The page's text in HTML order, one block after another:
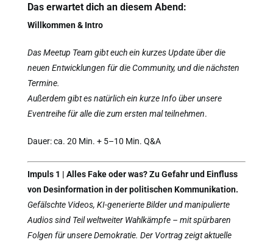
Das erwartet dich an diesem Abend:
Willkommen & Intro
Das Meetup Team gibt euch ein kurzes Update über die
neuen Entwicklungen für die Community, und die nächsten
Termine.
Außerdem gibt es natürlich ein kurze Info über unsere
Eventreihe für alle die zum ersten mal teilnehmen.
Dauer: ca. 20 Min. + 5–10 Min. Q&A
Impuls 1 | Alles Fake oder was? Zu Gefahr und Einfluss
von Desinformation in der politischen Kommunikation.
Gefälschte Videos, KI-generierte Bilder und manipulierte
Audios sind Teil weltweiter Wahlkämpfe – mit spürbaren
Folgen für unsere Demokratie. Der Vortrag zeigt aktuelle